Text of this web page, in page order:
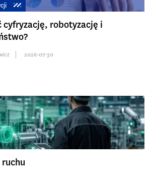
cyfryzację, robotyzację i
2026-07-30